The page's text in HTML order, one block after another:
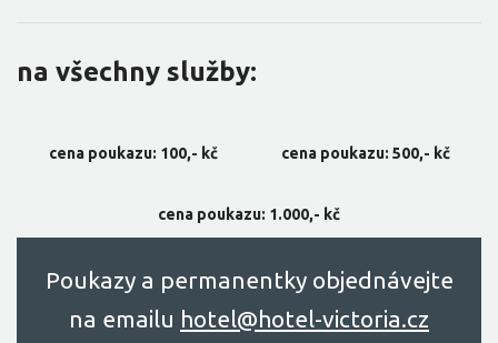
na všechny služby:
cena poukazu: 100,- kč cena poukazu: 500,- kč
cena poukazu: 1.000,- kč
Poukazy a permanentky objednávejte
na emailu hоtel@hоtel-victоriа.cz